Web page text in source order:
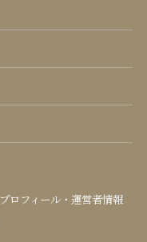
プロフィール・運営者情報